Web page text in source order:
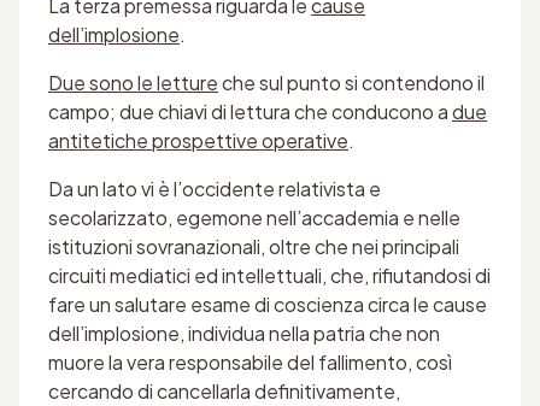
La terza premessa riguarda lecause
dell’implosione.
Due sono le lettureche sul punto si contendono il
campo; due chiavi di lettura che conducono adue
antitetiche prospettive operative.
Da un lato vi è l’occidente relativista e
secolarizzato, egemone nell’accademia e nelle
istituzioni sovranazionali, oltre che nei principali
circuiti mediatici ed intellettuali, che, rifiutandosi di
fare un salutare esame di coscienza circa le cause
dell’implosione, individua nella patria che non
muore la vera responsabile del fallimento, così
cercando di cancellarla definitivamente,